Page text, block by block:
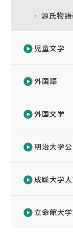
源氏物
児童文学
外国語
外国文学
明治大学
成蹊大学
立命館大